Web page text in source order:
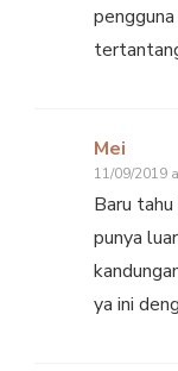
Mei
11/09/2019
Baru
punya
ya ini